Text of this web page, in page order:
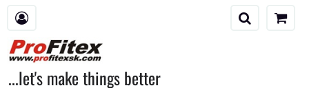
...let's make things better